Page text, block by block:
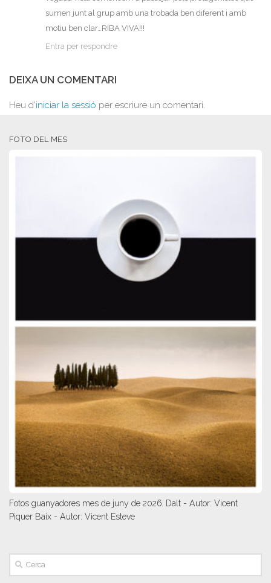
sumen junt al grup amb una trobada ben diferent i amb
motiu ben clar…RIBA VIVA!!!
Entra per respondre
DEIXA UN COMENTARI
Heu d'iniciar la sessió per escriure un comentari.
FOTO DEL MES
Fotos guanyadores mes de juny de 2026. Dalt - Autor: Vicent
Piquer Baix - Autor: Vicent Esteve